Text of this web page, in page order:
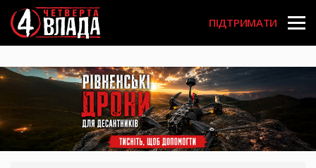
Перейти
до
основного
вмісту
User
account
menu
ПІДТРИМАТИ